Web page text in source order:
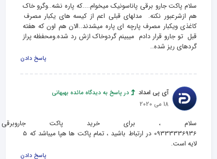
سلام پاکت جارو برقی پاناسونیک میخوام....که پاره نشه..وگرو خاک
هم ازشرعبور نکنه.  مدلهای قبلی اعم از کیسه های یکبار مصرف
کاغذی ویکبار مصرف پارچه ای پاره میشدند‌..الان هم اون که هفته
قبل  تو جارو قرار دادم  میبینم گردوخاک ازش رد شده.ومحفظه پراز
گردهای ریز شده..
پاسخ دادن
آی پی امداد
در پاسخ به دیدگاه مائده بهبهانی
18 می 2020
سلام ، برای خرید پاکت
لایه است.
پاسخ دادن